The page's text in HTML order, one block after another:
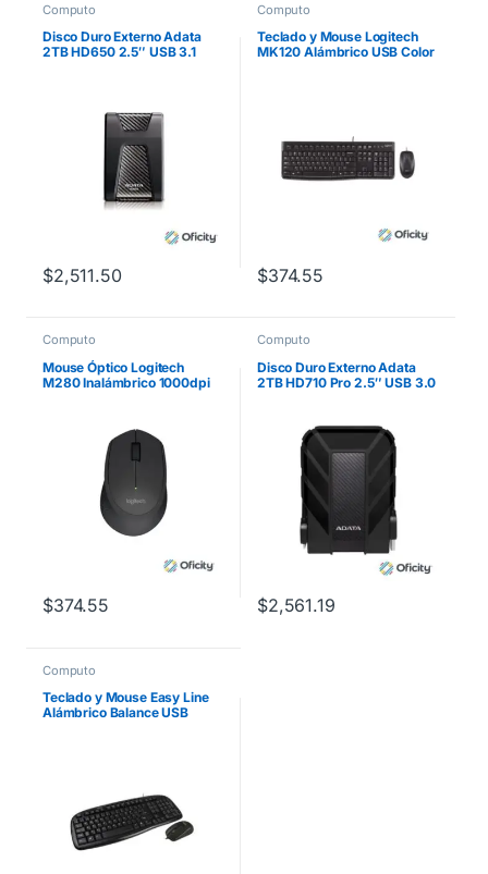
Computo
Disco Duro Externo Adata
2TB HD650 2.5″ USB 3.1
$2,511.50
Computo
Teclado y Mouse Logitech
MK120 Alámbrico USB Color
$374.55
Computo
Mouse Óptico Logitech
M280 Inalámbrico 1000dpi
$374.55
Computo
Disco Duro Externo Adata
2TB HD710 Pro 2.5″ USB 3.0
$2,561.19
Computo
Teclado y Mouse Easy Line
Alámbrico Balance USB